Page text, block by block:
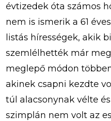
évtizedek óta számos
nem is ismerik a 61
listás hírességek, akik
szemlélhették már
meglepő módon
akinek csapni kezdte
túl alacsonynak vélte
szimplán nem volt az